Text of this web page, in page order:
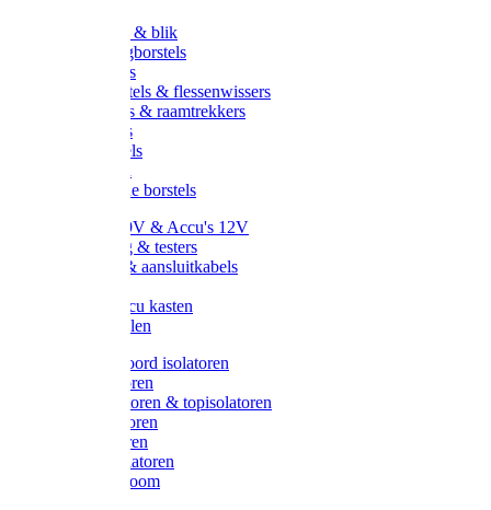
Handveger & blik
Voetenveegborstels
Handvegers
Afwasborstels & flessenwissers
Wasborstels & raamtrekkers
Tonborstels
Werkborstels
Hygienische borstels
Batterijen 9V & Accu's 12V
Beveiliging & testers
Kabelsets & aansluitkabels
Metalen accu kasten
Zonnepanelen
Draad & koord isolatoren
Ringisolatoren
Extra isolatoren & topisolatoren
Hoekisolatoren
Lintisolatoren
Afstandisolatoren
Isolatorenboom